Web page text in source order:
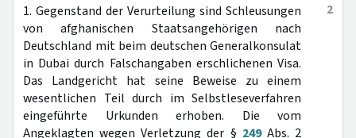
2
1. Gegenstand der Verurteilung sind Schleusungen
von afghanischen Staatsangehörigen nach
Deutschland mit beim deutschen Generalkonsulat
in Dubai durch Falschangaben erschlichenen Visa.
Das Landgericht hat seine Beweise zu einem
wesentlichen Teil durch im Selbstleseverfahren
eingeführte Urkunden erhoben. Die vom
Angeklagten wegen Verletzung der § 249Abs. 2